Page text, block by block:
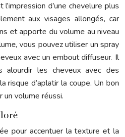
d’une chevelure plus
aux visages allongés, car
et apporte du volume au niveau
vous pouvez utiliser un spray
avec un embout diffuseur. Il
les cheveux avec des
risque d’aplatir la coupe. Un bon
volume réussi.
pour accentuer la texture et la